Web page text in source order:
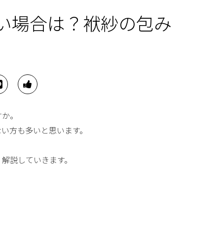
場合は？袱紗の包み
。
方も多いと思います。
説していきます。